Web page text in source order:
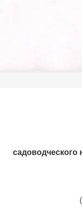
садоводческого